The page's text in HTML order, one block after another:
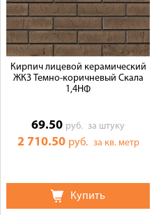
Кирпич лицевой керамический
ЖКЗ Темно-коричневый Скала
1,4НФ
69.50 руб.за штуку
2 710.50 руб. за кв. метр
Купить